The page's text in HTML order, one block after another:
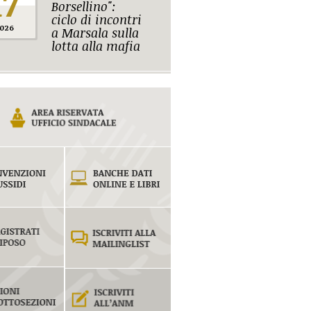
Borsellino":
ciclo di incontri
a Marsala sulla
lotta alla mafia